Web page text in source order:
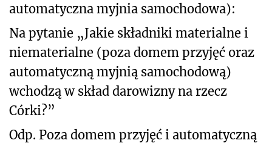
automatyczna myjnia samochodowa):
Na pytanie „Jakie składniki materialne i
niematerialne (poza domem przyjęć oraz
automatyczną myjnią samochodową)
wchodzą w skład darowizny na rzecz
Córki?”
Odp. Poza domem przyjęć i automatyczną